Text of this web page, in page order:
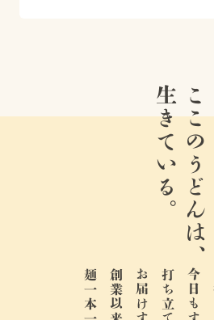
ここのうどんは、
生きている。